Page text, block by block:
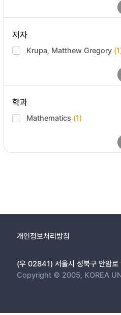
저자
Krupa, Matthew Gregory
학과
Mathematics (1)
개인정보처리방침
(우 02841) 서울시 성북구 안암
Copyright © 2005, KOREA